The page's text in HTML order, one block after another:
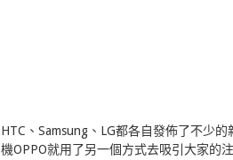
HTC、Samsung、LG都各自發佈了不少
機OPPO就用了另一個方式去吸引大家的